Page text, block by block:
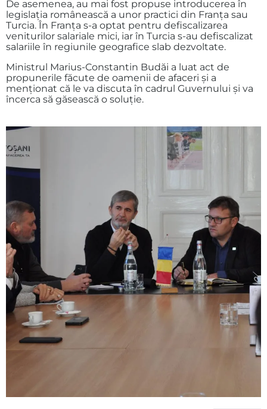
De asemenea, au mai fost propuse introducerea în
legislaţia românească a unor practici din Franţa sau
Turcia. În Franța s-a optat pentru defiscalizarea
veniturilor salariale mici, iar în Turcia s-au defiscalizat
salariile în regiunile geografice slab dezvoltate.
Ministrul Marius-Constantin Budăi a luat act de
propunerile făcute de oamenii de afaceri şi a
menţionat că le va discuta în cadrul Guvernului şi va
încerca să găsească o soluţie.